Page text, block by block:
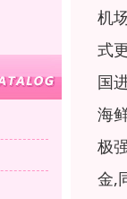
机
式
国
海
极
金,